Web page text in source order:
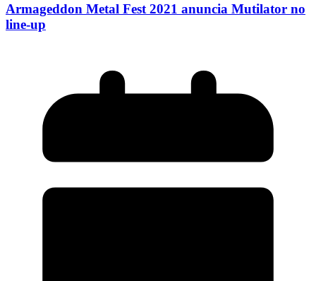
Armageddon Metal Fest 2021 anuncia Mutilator no
line-up